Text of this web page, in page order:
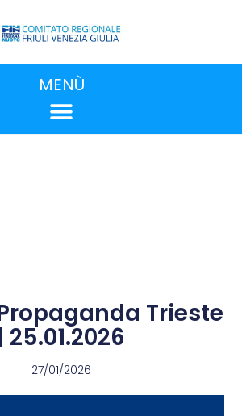
MENÙ
Trieste
| 25.01.2026
27/01/2026